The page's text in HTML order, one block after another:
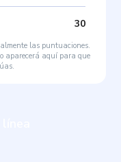
30
las puntuaciones.
aparecerá aquí para que